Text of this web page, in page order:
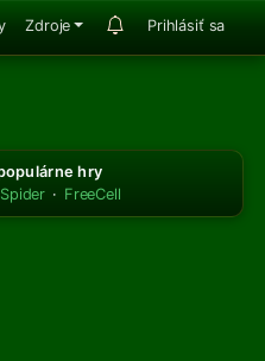
Zdroje Prihlásiť sa
hry
Spider · FreeCell